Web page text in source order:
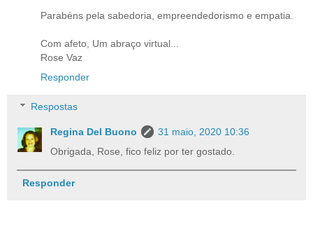
Parabéns pela sabedoria, empreendedorismo e empatia.
Com afeto, Um abraço virtual...
Rose Vaz
Responder
Respostas
Regina Del Buono
31 maio, 2020 10:36
Obrigada, Rose, fico feliz por ter gostado.
Responder